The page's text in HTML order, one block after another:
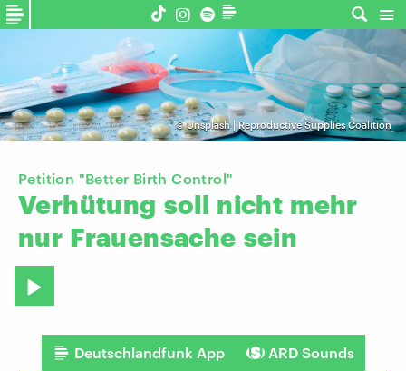
©Unsplash | Reproductive Supplies Coalition
Petition "Better Birth Control"
Verhütung soll nicht mehr
nur Frauensache sein
Deutschlandfunk App ARD Sounds